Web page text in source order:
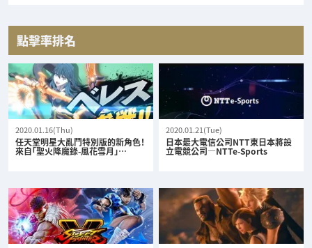
點擊率排名
2020.01.16(Thu)
任天堂明星大亂鬥特別版的新角色！
來自「聖火降魔錄-風花雪月」…
2020.01.21(Tue)
日本最大電信公司NTT東日本將設
立電競公司—NTTe-Sports